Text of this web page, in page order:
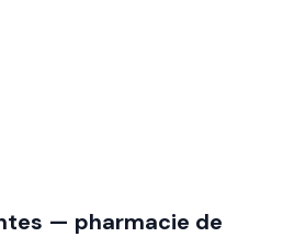
— pharmacie de